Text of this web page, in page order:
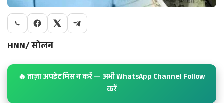
HNN/ सोलन
🔥 ताज़ा अपडेट मिस न करें — अभी WhatsApp Channel Follow
करें